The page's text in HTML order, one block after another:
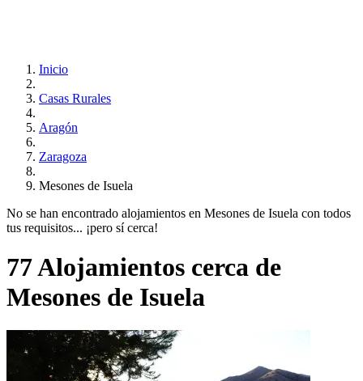
Inicio
Casas Rurales
Aragón
Zaragoza
Mesones de Isuela
No se han encontrado alojamientos en Mesones de Isuela con todos
tus requisitos... ¡pero sí cerca!
77 Alojamientos cerca de
Mesones de Isuela